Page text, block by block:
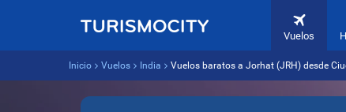
Vuelos
Inicio Vuelos India Vuelos baratos a Jorhat (JRH) desde